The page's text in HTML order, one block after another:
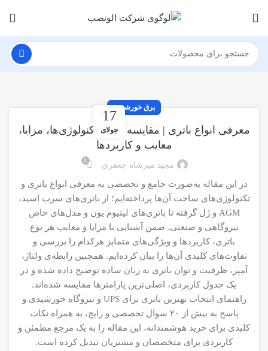
17
جولای
برق خورشیدی
معرفی انواع باتری | مقایسه کامل تکنولوژی‌ها، مزایا،
معایب و کاربردها
مجید میرشاه جعفری 0
در این مقاله به‌صورت جامع و تخصصی به معرفی انواع باتری و
تکنولوژی‌های ساخت آن‌ها پرداخته‌ایم؛ از باتری‌های سرب اسید،
AGM و ژل گرفته تا باتری‌های لیتیوم یون و مدل‌های خاص
نیروگاهی و صنعتی. ضمن آشنایی با مزایا و معایب هر نوع
باتری، کاربردها و ویژگی‌های متمایز هرکدام را بررسی و
تفاوت‌های کلیدی آن‌ها را بیان کرده‌ایم. همچنین رابطه‌ی ولتاژ،
آمپر، ظرفیت و توان باتری به زبان ساده توضیح داده شده و در
یک جدول کاربردی، اصلی‌ترین پارامترها مقایسه شده‌اند.
راهنمای انتخاب بهترین باتری برای UPS و نیروگاه خورشیدی و
پاسخ به بیش از ۲۰ سوال تخصصی و رایج، به همراه نکات
کلیدی برای خرید هوشمندانه، این مقاله را به یک مرجع مطمئن و
کاربردی برای متخصصان و مشتریان تبدیل کرده است.